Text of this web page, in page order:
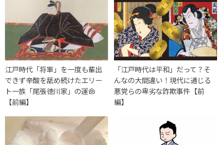
江戸時代「将軍」を一度も輩出
できず辛酸を舐め続けたエリー
ト一族「尾張徳川家」の運命
【前編】
「江戸時代は平和」だって？そ
んなの大間違い！現代に通じる
悪党らの卑劣な詐欺事件【前
編】